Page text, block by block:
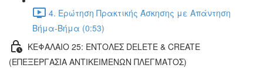
4. Ερώτηση Πρακτικής Άσκησης με Απάντηση
Βήμα-Βήμα (0:53)
ΚΕΦΑΛΑΙΟ 25: ΕΝΤΟΛΕΣ DELETE & CREATE
(ΕΠΕΞΕΡΓΑΣΙΑ ΑΝΤΙΚΕΙΜΕΝΩΝ ΠΛΕΓΜΑΤΟΣ)